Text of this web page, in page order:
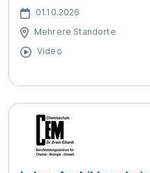
01.10.2026
Mehrere Standorte
Video